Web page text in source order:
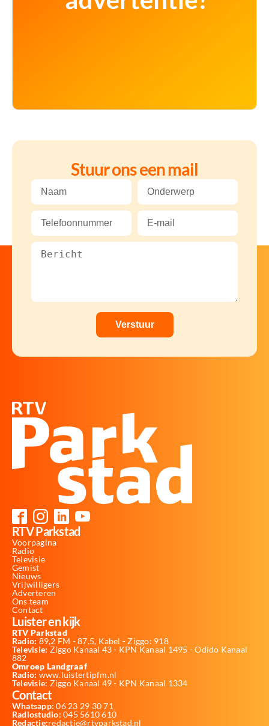
Stuur ons een mail
RTV Parkstad
Voorpagina
Radio
Televisie
Gemist
Nieuws
Vrijwilligers
Adverteren
Ons team
Contact
Luister en kijk
RTV Parkstad
Radio: 89,2 FM - 87,5, Kabel - Ziggo: 918
Televisie: Ziggo Kanaal 43 - KPN Kanaal 1495 - Odido Kanaal
882
Omroep Landgraaf
Radio: www.luistertipfm.nl
Televisie: Ziggo Kanaal 49 - KPN Kanaal 1334
Contact
Whatsapp: 06 23 29 30 71
Radiostudio: 045 5610 610
Redactie:redactie@rtvparkstad.nl